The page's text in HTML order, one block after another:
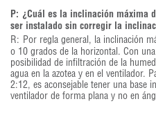
P: ¿Cuál es la inclinación máxima
ser instalado sin corregir la
R: Por regla general, la inclinación
o 10 grados de la horizontal. Con
posibilidad de infiltración de la
agua en la azotea y en el ventilador.
2:12, es aconsejable tener una base
ventilador de forma plana y no en